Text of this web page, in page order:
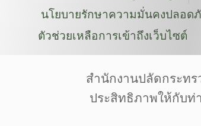
นโยบายรักษาความมั่นคงปลอด
ตัวช่วยเหลือการเข้าถึงเว็บไซต์
Font by: f0nt | Image by: Pixabay |
Designed by Freepik | Icon made
สำนักงานปลัดกระทร
ประสิทธิภาพให้กับท่